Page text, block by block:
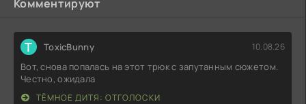
Комментируют
T ToxicBunny 10.08.26
Вот, снова попалась на этот трюк с запутанным сюжетом.
Честно, ожидала
ТЁМНОЕ ДИТЯ: ОТГОЛОСКИ